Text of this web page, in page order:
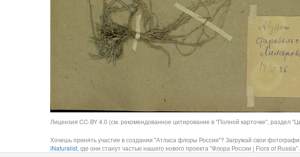
Лицензия CC-BY 4.0 (см. рекомендованное цитирование в "Полной карточке", раздел
Хочешь принять участие в создании "Атласа флоры России"? Загружай свои
iNaturalist, где они станут частью нашего нового проекта "Флора России | Flora of Russia".